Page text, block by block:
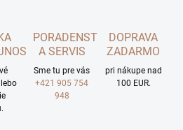
PORADENSTVO
A SERVIS
Sme tu pre vás
+421 905 754
948
DOPRAVA
ZADARMO
pri nákupe nad
100 EUR.